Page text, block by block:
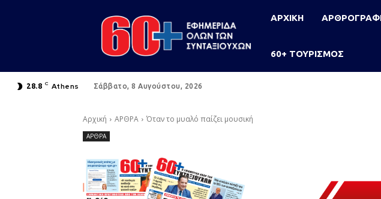
ΑΡΧΙΚΗ
60+ ΤΟΥΡΙΣΜΟΣ
28.8 C Athens Σάββατο, 8 Αυγούστου, 2026
Αρχική ΑΡΘΡΑ Όταν το μυαλό παίζει μουσική
ΑΡΘΡΑ